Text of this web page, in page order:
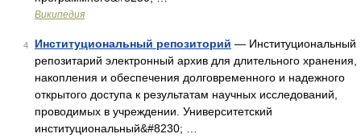
Википедия
4 Институциональный репозиторий — Институциональный
репозитарий электронный архив для длительного хранения,
накопления и обеспечения долговременного и надежного
открытого доступа к результатам научных исследований,
проводимых в учреждении. Университетский
институциональный&#8230; …